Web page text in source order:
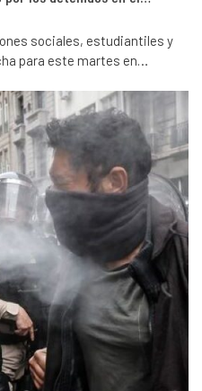
sociales, estudiantiles y
para este martes en…